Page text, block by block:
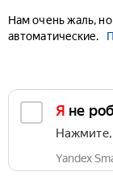
Нам очень жаль,
автоматические.
Я не
Нажмите,
Yandex